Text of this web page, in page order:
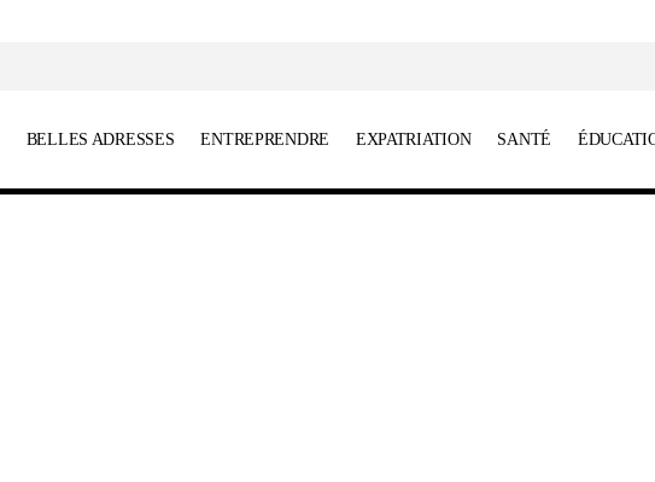
BELLES ADRESSES ENTREPRENDRE EXPATRIATION SANTÉ